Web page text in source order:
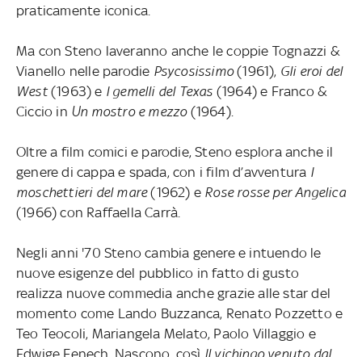
praticamente iconica.
Ma con Steno laveranno anche le coppie Tognazzi &
Vianello nelle parodie Psycosissimo(1961), Gli eroi del
West(1963) e I gemelli del Texas (1964) e Franco &
Ciccio in Un mostro e mezzo(1964).
Oltre a film comici e parodie, Steno esplora anche il
genere di cappa e spada, con i film d’avventura I
moschettieri del mare(1962) e Rose rosse per Angelica
(1966) con Raffaella Carrà.
Negli anni '70 Steno cambia genere e intuendo le
nuove esigenze del pubblico in fatto di gusto
realizza nuove commedia anche grazie alle star del
momento come Lando Buzzanca, Renato Pozzetto e
Teo Teocoli, Mariangela Melato, Paolo Villaggio e